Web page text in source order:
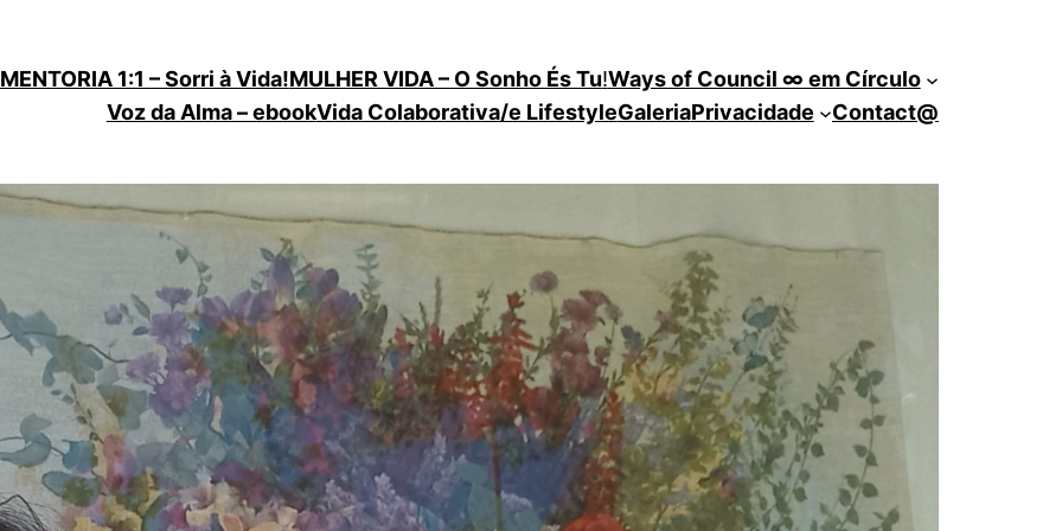
MENTORIA 1:1 – Sorri à Vida!MULHER VIDA – O Sonho És Tu!Ways of Council ∞ em Círculo
Voz da Alma – ebookVida Colaborativa/e LifestyleGaleriaPrivacidade Contact@